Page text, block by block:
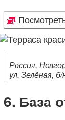
Россия,
ул. Зелёная, б/
База